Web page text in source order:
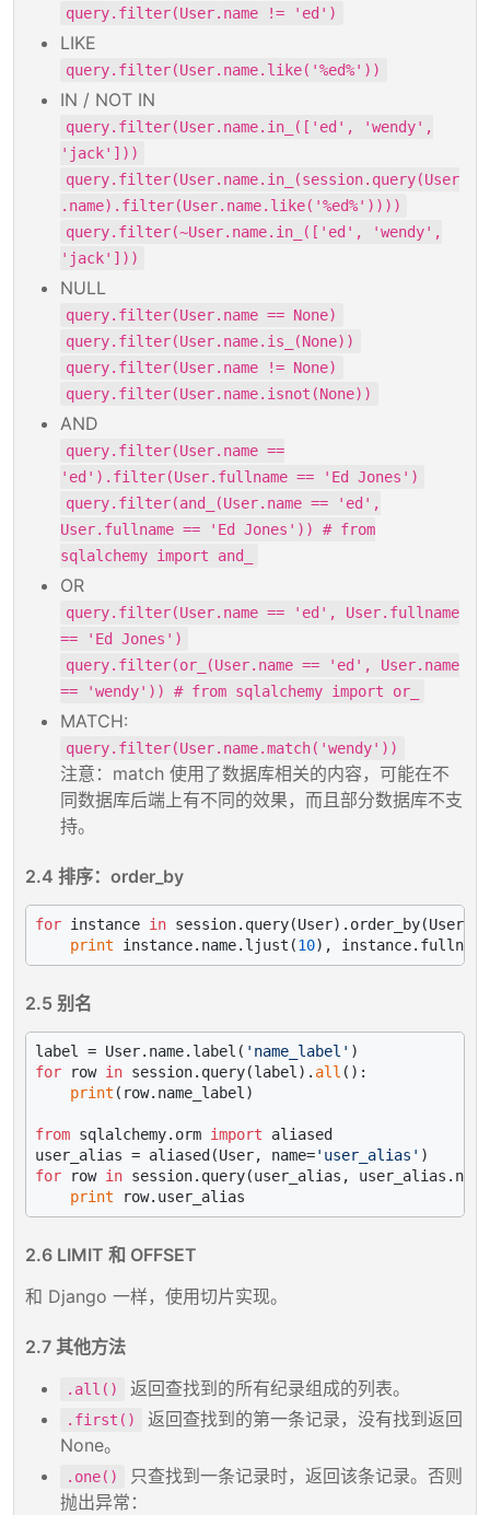
query.filter(User.name != 'ed')
LIKE
query.filter(User.name.like('%ed%'))
IN / NOT IN
query.filter(User.name.in_(['ed', 'wendy',
'jack']))
query.filter(User.name.in_(session.query(User
.name).filter(User.name.like('%ed%'))))
query.filter(~User.name.in_(['ed', 'wendy',
'jack']))
NULL
query.filter(User.name == None)
query.filter(User.name.is_(None))
query.filter(User.name != None)
query.filter(User.name.isnot(None))
AND
query.filter(User.name ==
'ed').filter(User.fullname == 'Ed Jones')
query.filter(and_(User.name == 'ed',
User.fullname == 'Ed Jones')) # from
sqlalchemy import and_
OR
query.filter(User.name == 'ed', User.fullname
== 'Ed Jones')
query.filter(or_(User.name == 'ed', User.name
== 'wendy')) # from sqlalchemy import or_
MATCH:
query.filter(User.name.match('wendy'))
注意：match 使用了数据库相关的内容，可能在不
同数据库后端上有不同的效果，而且部分数据库不支
持。
2.4 排序：order_by
for instance in session.query(User).order_by(User.
print instance.name.ljust(10
2.5 别名
label = User.name.label( 'name_label'
for row in session.query(label). all ():
print (row.name_label)
from sqlalchemy.orm import aliased
user_alias = aliased(User, name='user_alias'
for row in session.query(user_alias,
print
2.6 LIMIT 和 OFFSET
和 Django 一样，使用切片实现。
2.7 其他方法
.all() 返回查找到的所有纪录组成的列表。
.first()
返回查找到的第一条记录，没有找到返回
None。
.one()
只查找到一条记录时，返回该条记录。否则
抛出异常：